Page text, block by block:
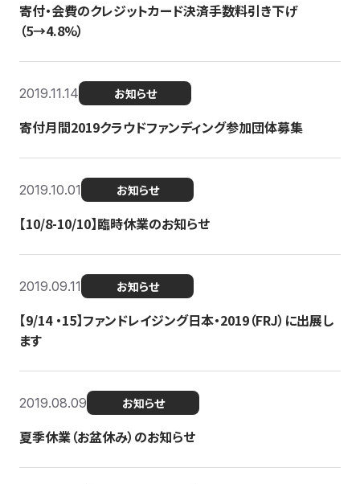
寄付・会費のクレジットカード決済手数料引き下げ
（5→4.8%）
2019.11.14 お知らせ
寄付月間2019クラウドファンディング参加団体募集
2019.10.01 お知らせ
【10/8-10/10】臨時休業のお知らせ
2019.09.11 お知らせ
【9/14 ・15】ファンドレイジング日本・2019（FRJ）に出展し
ます
2019.08.09 お知らせ
夏季休業（お盆休み）のお知らせ